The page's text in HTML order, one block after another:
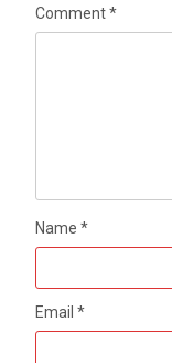
Comment*
Name*
Email*